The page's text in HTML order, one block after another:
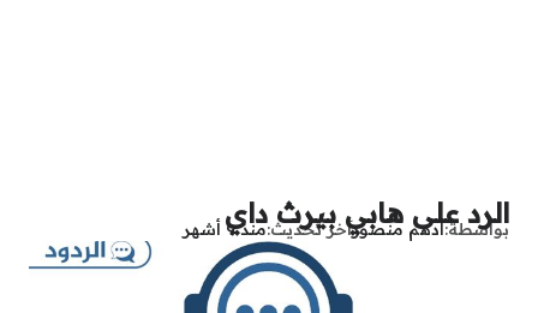
الرد على هابي بيرث داي
بواسطةأدهم منصورآخر تحديث منذ 9 أشهر